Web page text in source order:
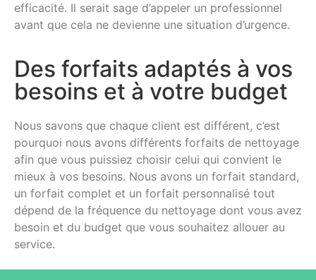
efficacité. Il serait sage d’appeler un professionnel
avant que cela ne devienne une situation d’urgence.
Des forfaits adaptés à vos
besoins et à votre budget
Nous savons que chaque client est différent, c’est
pourquoi nous avons différents forfaits de nettoyage
afin que vous puissiez choisir celui qui convient le
mieux à vos besoins. Nous avons un forfait standard,
un forfait complet et un forfait personnalisé tout
dépend de la fréquence du nettoyage dont vous avez
besoin et du budget que vous souhaitez allouer au
service.